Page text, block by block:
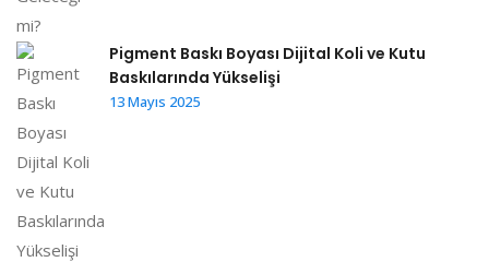
Pigment Baskı Boyası Dijital Koli ve Kutu
Baskılarında Yükselişi
13 Mayıs 2025